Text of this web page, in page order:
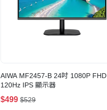
AIWA MF2457-B 24吋 1080P FHD
120Hz IPS 顯示器
$499 $529